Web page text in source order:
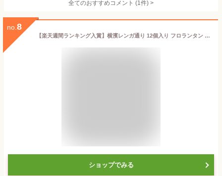
全てのおすすめコメント (1件) >
no. 8
【楽天週間ランキング入賞】横濱レンガ通り 12個入り フロランタン ウィッシュボン【横浜 お土産】｜お菓子 横浜 土産 アーモンドクッキー 洋菓子 神奈川 お土産 おみやげ 手土産 お菓子 帰省土産 お取り寄せ 贈り物 ギフト お取り寄せグルメ
ショップでみる